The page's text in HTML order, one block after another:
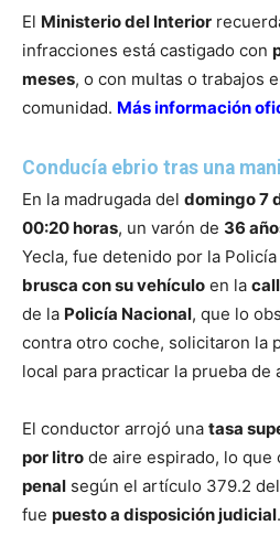
El Ministerio del Interior
infracciones está castigado con
meses, o con multas o trabajos
comunidad. Más información
Conducía ebrio tras una
En la madrugada del domingo 7
00:20 horas, un varón de 36
Yecla, fue detenido por la
brusca con su vehículo en la
de la Policía Nacional, que lo
contra otro coche, solicitaron la
local para practicar la prueba de
El conductor arrojó una tasa
por litro de aire espirado, lo que
penal según el artículo 379.2
fue puesto a disposición judicial.